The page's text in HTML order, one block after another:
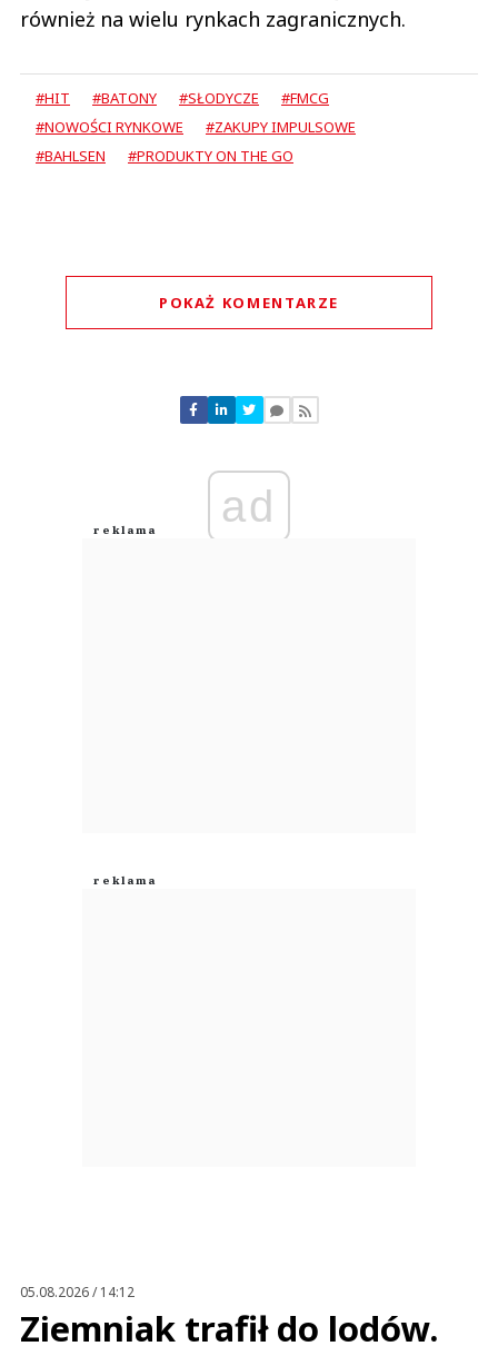
również na wielu rynkach zagranicznych.
#HIT #BATONY #SŁODYCZE
#FMCG
#NOWOŚCI RYNKOWE
#ZAKUPY IMPULSOWE
#BAHLSEN
#PRODUKTY ON THE GO
POKAŻ KOMENTARZE
Nie znaleziono komentarzy
Zostaw swoje komentarze
Anuluj
ad
05.08.2026 / 14:12
Ziemniak trafił do lodów.